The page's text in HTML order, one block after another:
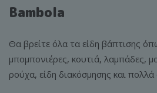
Bambola
Θα βρείτε όλα τα είδη βάπτισης
μπομπονιέρες, κουτιά, λαμπάδες,
ρούχα, είδη διακόσμησης και πολλά